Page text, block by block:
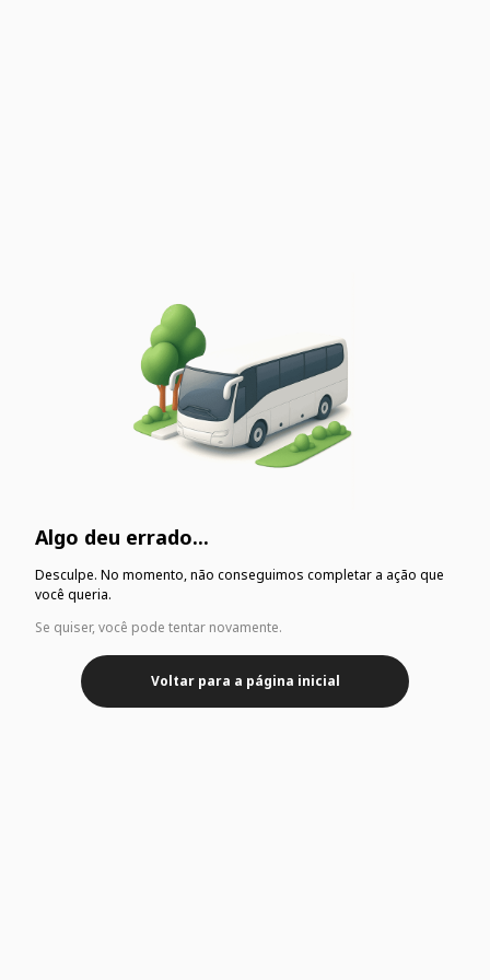
Algo deu errado...
Desculpe. No momento, não conseguimos completar a ação que
você queria.
Se quiser, você pode tentar novamente.
Voltar para a página inicial